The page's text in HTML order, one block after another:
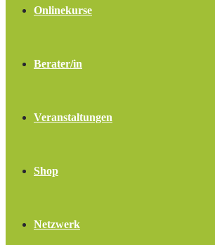
Onlinekurse
Berater/in
Veranstaltungen
Shop
Netzwerk